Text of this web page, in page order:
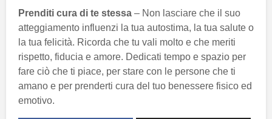
Prenditi cura di te stessa – Non lasciare che il suo
atteggiamento influenzi la tua autostima, la tua salute o
la tua felicità. Ricorda che tu vali molto e che meriti
rispetto, fiducia e amore. Dedicati tempo e spazio per
fare ciò che ti piace, per stare con le persone che ti
amano e per prenderti cura del tuo benessere fisico ed
emotivo.